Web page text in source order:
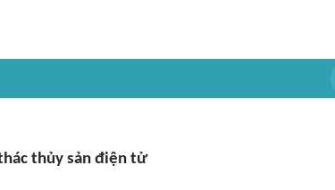
thủy sản điện tử